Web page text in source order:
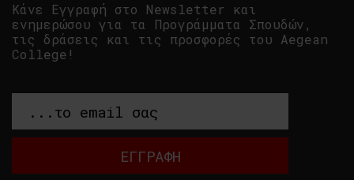
Κάνε Εγγραφή στο Newsletter και
ενημερώσου για τα Προγράμματα Σπουδών,
τις δράσεις και τις προσφορές του Aegean
College!